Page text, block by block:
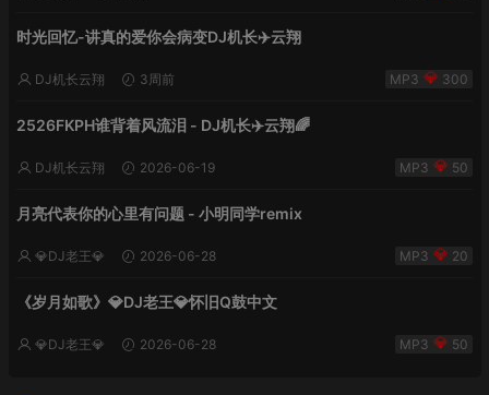
时光回忆-讲真的爱你会病变DJ机长✈️云翔
DJ机长云翔 3周前 300
2526FKPH谁背着风流泪 - DJ机长✈️云翔🌈
DJ机长云翔 2026-06-19 50
月亮代表你的心里有问题 - 小明同学remix
💎DJ老王💎 2026-06-28 20
《岁月如歌》💎DJ老王💎怀旧Q鼓中文
💎DJ老王💎 2026-06-28 50